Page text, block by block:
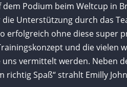
dem Podium beim Weltcup in
Unterstützung durch das
erfolgreich ohne diese super
und die vielen
uns vermittelt werden. Neben
richtig Spaß“ strahlt Emilly